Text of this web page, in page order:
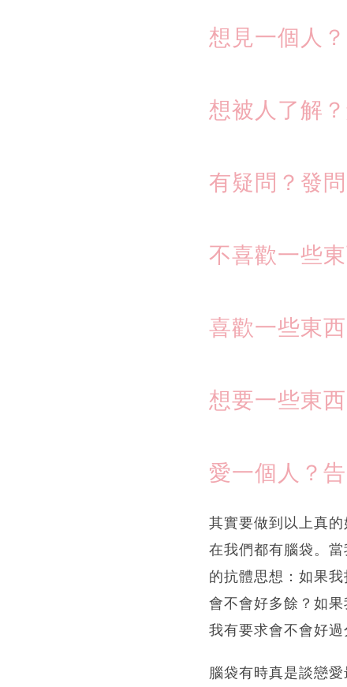
想見一個人？
想被人了解？
有疑問？發問
不喜歡一些東
喜歡一些東西
想要一些東西
愛一個人？告
其實要做到以上真
在我們都有腦袋。
的抗體思想：如果
會不會好多餘？如
我有要求會不會好
腦袋有時真是談戀